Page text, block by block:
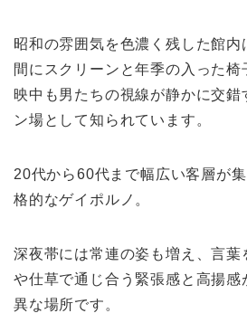
昭和の雰囲気を色濃く残した館内
間にスクリーンと年季の入った椅
映中も男たちの視線が静かに交錯
ン場として知られています。
20代から60代まで幅広い客層が
格的なゲイポルノ。
深夜帯には常連の姿も増え、言葉
や仕草で通じ合う緊張感と高揚感
異な場所です。